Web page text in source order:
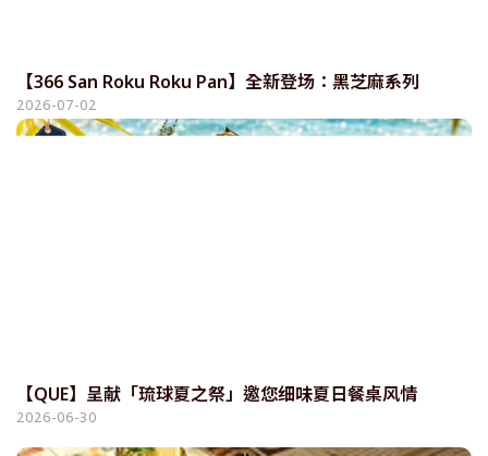
【366 San Roku Roku Pan】全新登场：黑芝麻系列
2026-07-02
【QUE】呈献「琉球夏之祭」邀您细味夏日餐桌风情
2026-06-30